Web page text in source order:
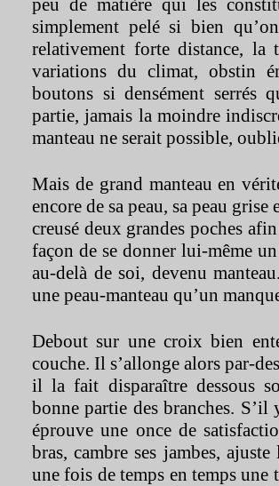
peu de matière qui les
simplement pelé si bien
relativement forte distance, la
variations du climat, obstin
boutons si densément serrés
partie, jamais la moindre
manteau ne serait possible,
Mais de grand manteau en
encore de sa peau, sa peau
creusé deux grandes poches
façon de se donner lui-même
au-delà de soi, devenu
une peau-manteau qu’un
Debout sur une croix bien
couche. Il s’allonge alors par-
il la fait disparaître dessous
bonne partie des branches.
éprouve une once de
bras, cambre ses jambes,
une fois de temps en temps